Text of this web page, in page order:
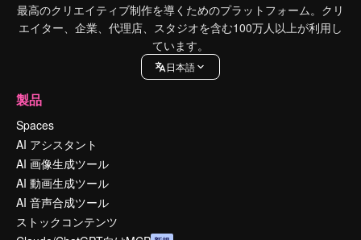
最高のクリエイティブ制作を導くためのプラットフォーム。クリ
エイター、企業、代理店、スタジオを含む100万人以上が利用し
ています。
日本語
製品
Spaces
AI アシスタント
AI 画像生成ツール
AI 動画生成ツール
AI 音声合成ツール
ストックコンテンツ